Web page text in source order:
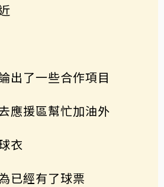
出了一些合作項目
應援區幫忙加油外
衣
已經有了球票